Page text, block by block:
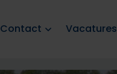
Contact Vacatures